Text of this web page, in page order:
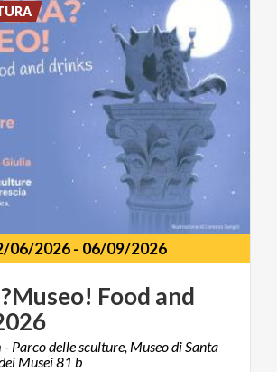
06/2026- 06/09/2026
Food and
Parco delle sculture, Museo di Santa
Musei 81 b